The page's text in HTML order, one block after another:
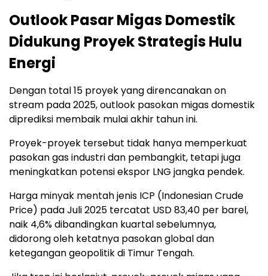
Outlook Pasar Migas Domestik
Didukung Proyek Strategis Hulu
Energi
Dengan total 15 proyek yang direncanakan on
stream pada 2025, outlook pasokan migas domestik
diprediksi membaik mulai akhir tahun ini.
Proyek-proyek tersebut tidak hanya memperkuat
pasokan gas industri dan pembangkit, tetapi juga
meningkatkan potensi ekspor LNG jangka pendek.
Harga minyak mentah jenis ICP (Indonesian Crude
Price) pada Juli 2025 tercatat USD 83,40 per barel,
naik 4,6% dibandingkan kuartal sebelumnya,
didorong oleh ketatnya pasokan global dan
ketegangan geopolitik di Timur Tengah.